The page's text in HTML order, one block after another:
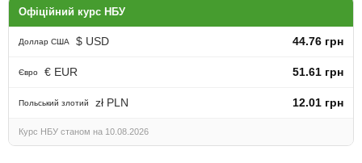
Офіційний курс НБУ
Доллар США $ USD 44.76 грн
Євро € EUR 51.61 грн
Польський злотий zł PLN 12.01 грн
Курс НБУ станом на 10.08.2026